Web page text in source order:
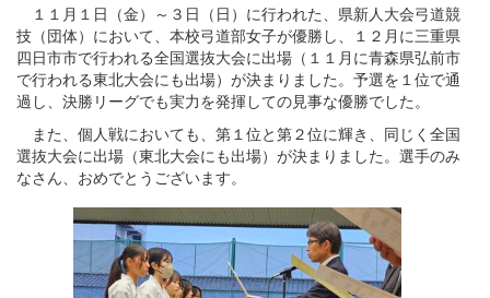
１１月１日（金）～３日（日）に行われた、県新人大会弓道競
技（団体）において、本校弓道部女子が優勝し、１２月に三重県
四日市市で行われる全国選抜大会に出場（１１月に青森県弘前市
で行われる東北大会にも出場）が決まりました。予選を１位で通
過し、決勝リーグでも実力を発揮しての見事な優勝でした。
また、個人戦においても、第１位と第２位に輝き、同じく全国
選抜大会に出場（東北大会にも出場）が決まりました。選手のみ
なさん、おめでとうございます。